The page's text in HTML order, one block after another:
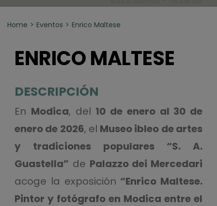
Home Eventos Enrico Maltese
ENRICO MALTESE
DESCRIPCIÓN
En Modica, del 10 de enero al 30 de
enero de 2026, el Museo ibleo de artes
y tradiciones populares “S. A.
Guastella” de Palazzo dei Mercedari
acoge la exposición “Enrico Maltese.
Pintor y fotógrafo en Modica entre el